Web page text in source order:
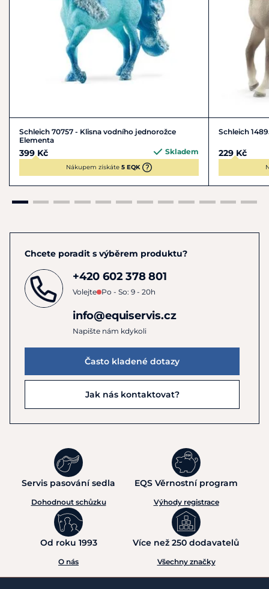
Schleich 70757 - Klisna vodního jednorožce
Elementa
399 Kč Skladem
Nákupem získáte 5 EQK
Schleich
229 Kč
Chcete poradit s výběrem produktu?
+420 602 378 801
Volejte Po - So: 9 - 20h
info@equiservis.cz
Napište nám kdykoli
Často kladené dotazy
Jak nás kontaktovat?
Servis pasování sedla
Dohodnout schůzku
EQS Věrnostní program
Výhody registrace
Od roku 1993
O nás
Více než 250 dodavatelů
Všechny značky